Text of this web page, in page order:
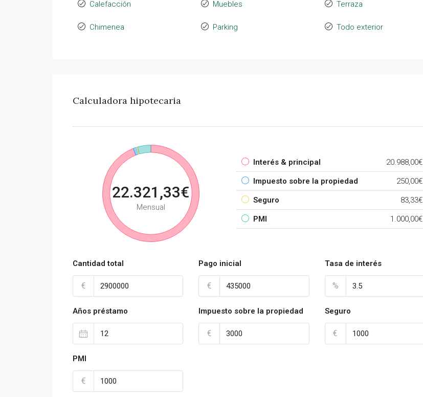
Calefacción
Chimenea
Muebles
Parking
Terraza
Todo exterior
Calculadora hipotecaria
22.321,33€
Mensual
Interés & principal 20.988,00€
Impuesto sobre la propiedad 250,00€
Seguro 83,33€
PMI 1.000,00€
Cantidad total
€
Pago inicial
€
Tasa de interés
%
Años préstamo Impuesto sobre la propiedad
€
Seguro
€
PMI
€